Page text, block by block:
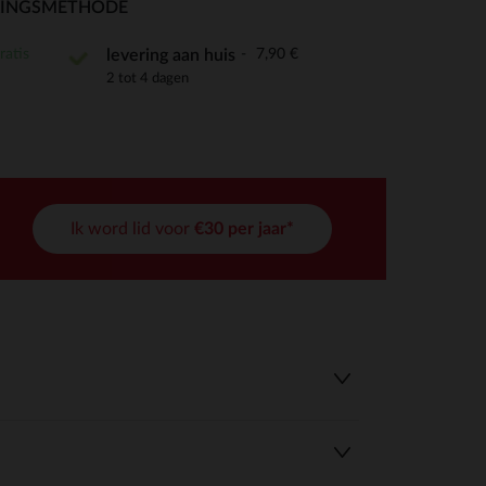
aan te passen en te beheren, en zorgt ervoor dat aan
levering aan huis 7,90 €
2 tot 4 dagen
Ik word lid voor €30 per jaar*